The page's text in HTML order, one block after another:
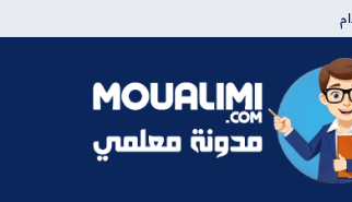
مدونة معلمي